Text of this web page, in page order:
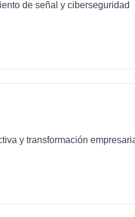
de señal y ciberseguridad
y transformación